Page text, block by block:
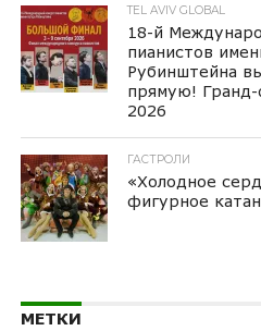
TEL AVIV GLOBAL
18-й
пианистов
Рубинштейна
прямую! Гранд-
2026
ГАСТРОЛИ
«Холодное
фигурное
МЕТКИ